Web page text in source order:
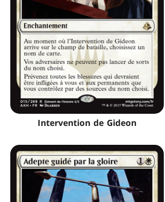
Intervention de Gideon